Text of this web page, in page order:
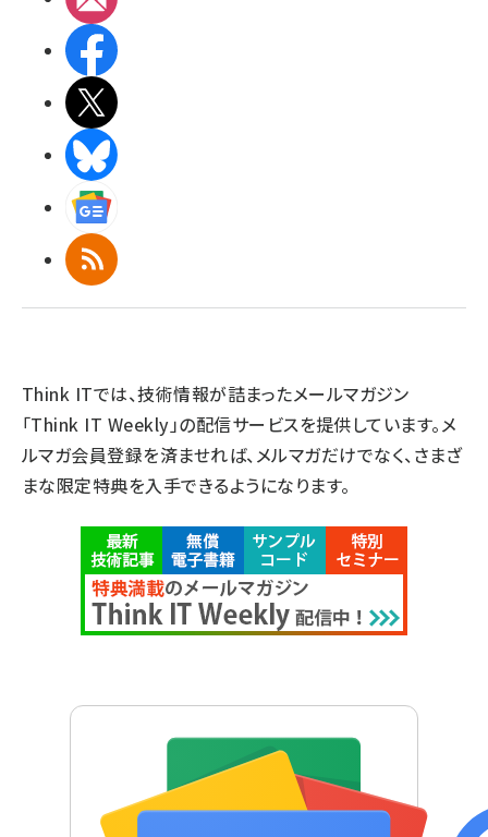
RSS
Think ITでは、技術情報が詰まったメールマガジン
「Think IT Weekly」の配信サービスを提供しています。メ
ルマガ会員登録を済ませれば、メルマガだけでなく、さまざ
まな限定特典を入手できるようになります。